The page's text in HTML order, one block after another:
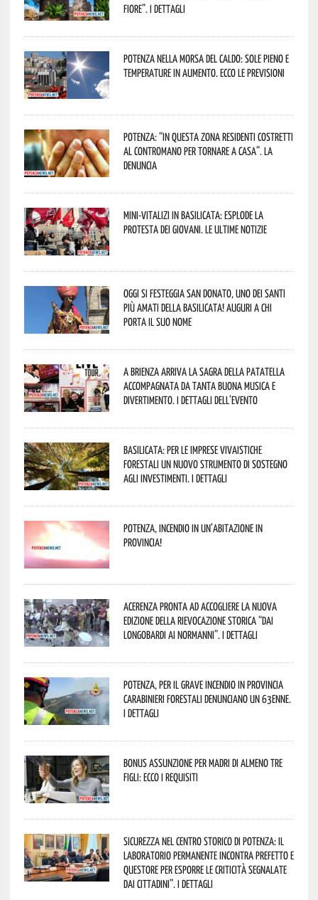
Fiore”. I dettagli
Potenza nella morsa del caldo: sole pieno e
temperature in aumento. Ecco le previsioni
Potenza: “In questa zona residenti costretti
al contromano per tornare a casa”. La
denuncia
Mini-vitalizi in Basilicata: esplode la
protesta dei giovani. Le ultime notizie
Oggi si festeggia San Donato, uno dei Santi
più amati della Basilicata! Auguri a chi
porta il suo nome
A Brienza arriva la Sagra della Patatella
accompagnata da tanta buona musica e
divertimento. I dettagli dell’evento
Basilicata: per le imprese vivaistiche
forestali un nuovo strumento di sostegno
agli investimenti. I dettagli
Potenza, incendio in un’abitazione in
provincia!
Acerenza pronta ad accogliere la nuova
edizione della rievocazione storica “Dai
Longobardi ai Normanni”. I dettagli
Potenza, per il grave incendio in Provincia
Carabinieri forestali denunciano un 63enne.
I dettagli
Bonus assunzione per madri di almeno tre
figli: ecco i requisiti
Sicurezza nel Centro Storico di Potenza: il
Laboratorio Permanente incontra Prefetto e
Questore per esporre le criticità segnalate
dai cittadini”. I dettagli